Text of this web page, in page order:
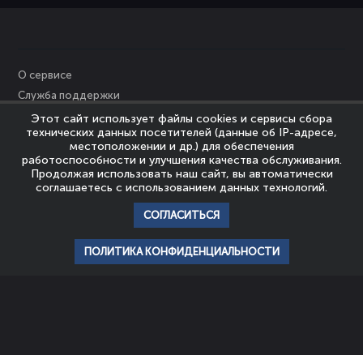
О сервисе
Служба поддержки
Персональные данные
Политика Cookies
Пользовательское соглашение
Политика конфиденциальности
© Nevrozy-Megapolisa, 2023
Все права защищены
профиль популярное история
Этот сайт использует файлы cookies и сервисы сбора
технических данных посетителей (данные об IP-адресе,
местоположении и др.) для обеспечения
работоспособности и улучшения качества обслуживания.
Продолжая использовать наш сайт, вы автоматически
соглашаетесь с использованием данных технологий.
СОГЛАСИТЬСЯ
ПОЛИТИКА КОНФИДЕНЦИАЛЬНОСТИ